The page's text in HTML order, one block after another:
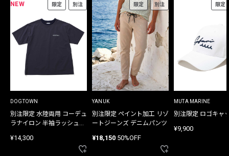
NEW 限定 別注
DOGTOWN
別注限定 水陸両用 コーデュ
ラナイロン 半袖ラッシュガ
¥14,300
限定 別注
YANUK
別注限定 ペイント加工 リゾ
ートジーンズ デニムパンツ
¥18,150 50%OFF
限定
MUTA MARINE
別注限定 ロゴキャ
¥9,900